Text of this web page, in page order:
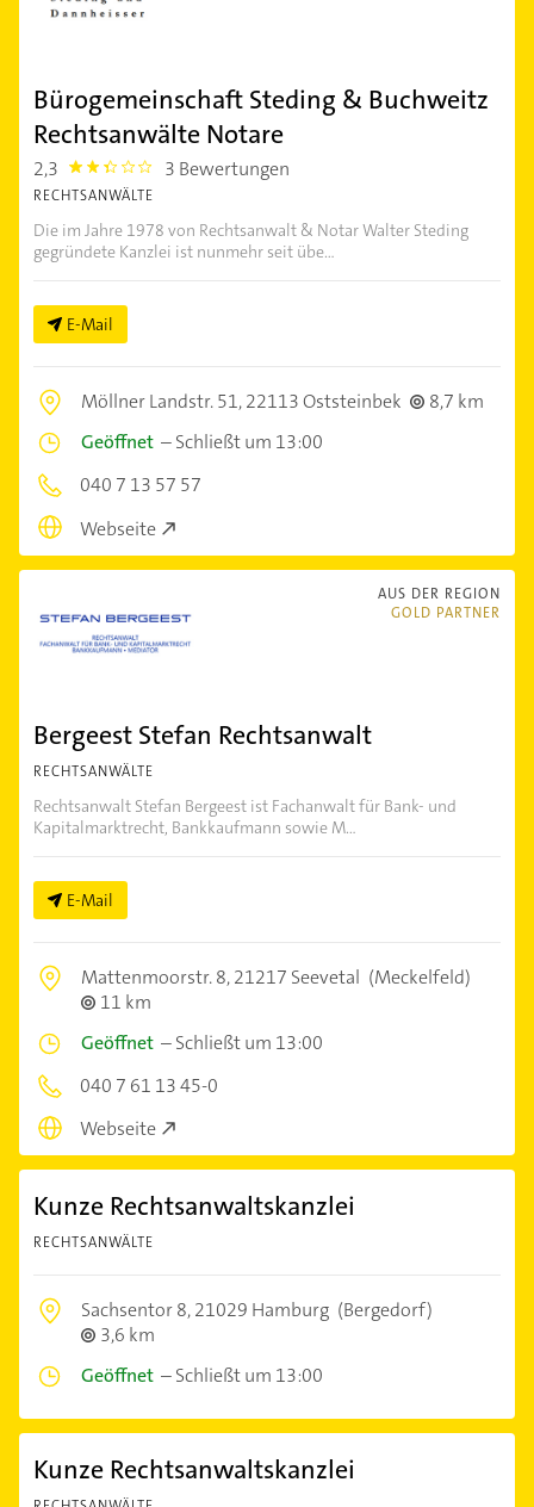
Bürogemeinschaft Steding & Buchweitz
Rechtsanwälte Notare
2,3 2.3 3 Bewertungen
RECHTSANWÄLTE
Die im Jahre 1978 von Rechtsanwalt & Notar Walter Steding
gegründete Kanzlei ist nunmehr seit übe...
E-Mail
Möllner Landstr. 51,22113 Oststeinbek
8,7 km
Geöffnet –Schließt um 13:00
040 7 13 57 57
Webseite
AUS DER REGION
GOLD PARTNER
Bergeest Stefan Rechtsanwalt
RECHTSANWÄLTE
Rechtsanwalt Stefan Bergeest ist Fachanwalt für Bank- und
Kapitalmarktrecht, Bankkaufmann sowie M...
E-Mail
Mattenmoorstr. 8,21217 Seevetal (Meckelfeld)
11 km
Geöffnet –Schließt um 13:00
040 7 61 13 45-0
Webseite
Kunze Rechtsanwaltskanzlei
RECHTSANWÄLTE
Sachsentor 8,21029 Hamburg (Bergedorf)
3,6 km
Geöffnet –Schließt um 13:00
Kunze Rechtsanwaltskanzlei